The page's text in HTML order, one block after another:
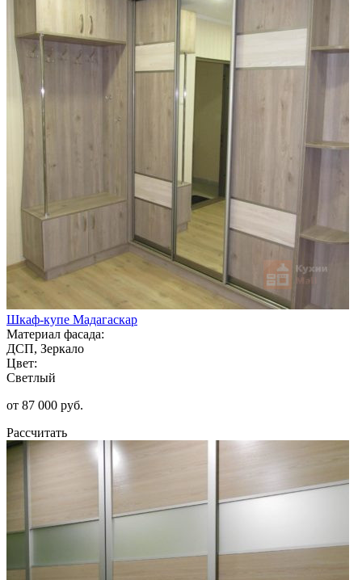
Шкаф-купе Мадагаскар
Материал фасада:
ДСП, Зеркало
Цвет:
Светлый
от 87 000 руб.
Рассчитать